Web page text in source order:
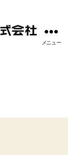
メニュー